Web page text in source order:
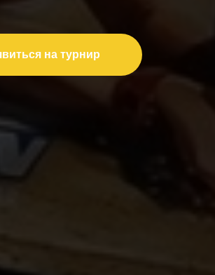
на турнир